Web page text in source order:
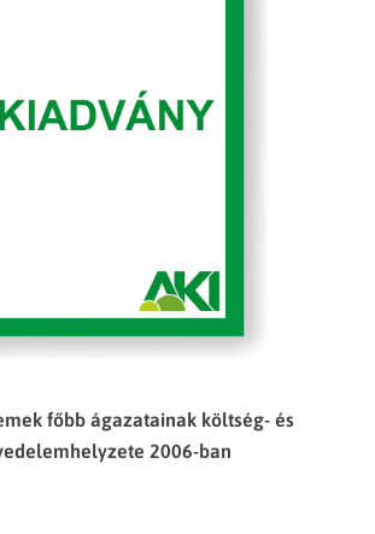
főbb ágazatainak költség- és
2006-ban